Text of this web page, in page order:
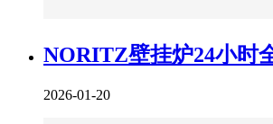
NORITZ壁挂炉24小时
2026-01-20